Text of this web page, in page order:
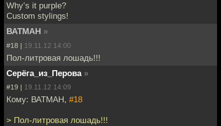
Why’s it purple?
Custom stylings!
ВАТМАН »
#18 | 19.11.12 14:00
Пол-литровая лошадь!!!
Серёга_из_Перова »
#19 | 19.11.12 14:09
Кому: ВАТМАН, #18
> Пол-литровая лошадь!!!